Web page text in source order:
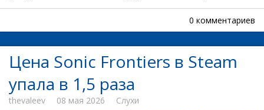
0 комментариев
Цена Sonic Frontiers в Steam
упала в 1,5 раза
thevaleev 08 мая 2026 Слухи